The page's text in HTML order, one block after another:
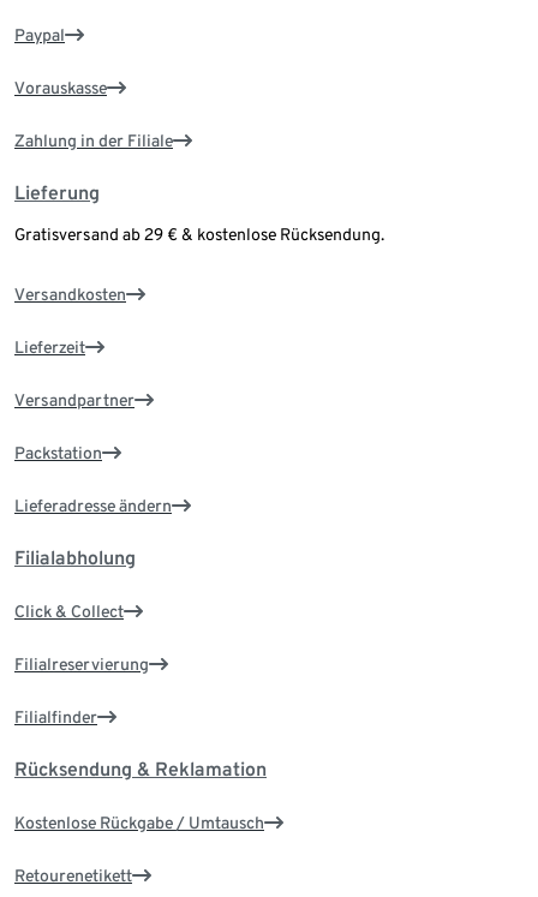
Paypal
Vorauskasse
Zahlung in der Filiale
Lieferung
Gratisversand ab 29 € & kostenlose Rücksendung.
Versandkosten
Lieferzeit
Versandpartner
Packstation
Lieferadresse ändern
Filialabholung
Click & Collect
Filialreservierung
Filialfinder
Rücksendung & Reklamation
Kostenlose Rückgabe / Umtausch
Retourenetikett